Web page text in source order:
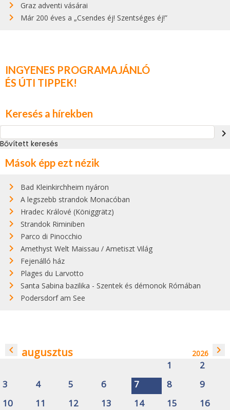
Graz adventi vásárai
Már 200 éves a „Csendes éj! Szentséges éj!”
INGYENES PROGRAMAJÁNLÓ
ÉS ÚTI TIPPEK!
Keresés a hírekben
navigate_next
Bővített keresés
Mások épp ezt nézik
Bad Kleinkirchheim nyáron
A legszebb strandok Monacóban
Hradec Králové (Königgrätz)
Strandok Riminiben
Parco di Pinocchio
Amethyst Welt Maissau / Ametiszt Világ
Fejenálló ház
Plages du Larvotto
Santa Sabina bazilika - Szentek és démonok Rómában
Podersdorf am See
navigate_before augusztus 2026 navigate_next
1
2
3
4 5 6 7 8
9
10
11 12 13 14 15
16